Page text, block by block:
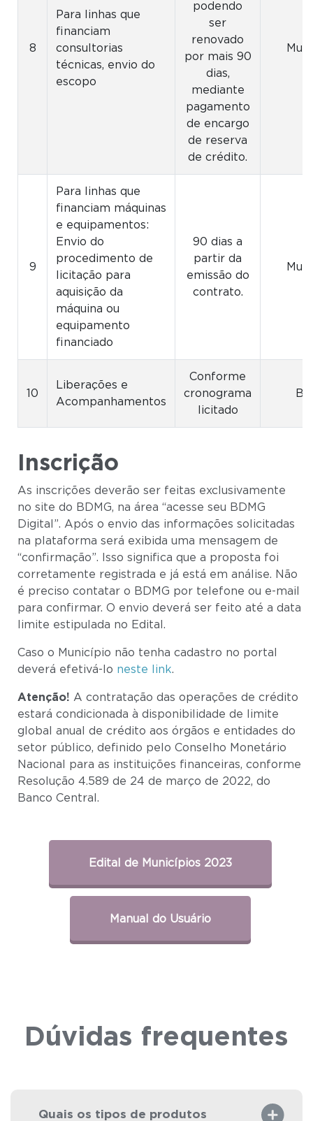
8
Para linhas que
financiam
consultorias
técnicas, envio do
escopo
podendo
ser
renovado
por mais 90
dias,
mediante
pagamento
de encargo
de reserva
de crédito.
9
Para linhas que
financiam máquinas
e equipamentos:
Envio do
procedimento de
licitação para
aquisição da
máquina ou
equipamento
financiado
90 dias a
partir da
emissão do
contrato.
10
Liberações e
Acompanhamentos
Conforme
cronograma
licitado
Inscrição
As inscrições deverão ser feitas exclusivamente
no site do BDMG, na área “acesse seu BDMG
Digital”. Após o envio das informações solicitadas
na plataforma será exibida uma mensagem de
“confirmação”. Isso significa que a proposta foi
corretamente registrada e já está em análise. Não
é preciso contatar o BDMG por telefone ou e-mail
para confirmar. O envio deverá ser feito até a data
limite estipulada no Edital.
Caso o Município não tenha cadastro no portal
deverá efetivá-lo neste link.
Atenção! A contratação das operações de crédito
estará condicionada à disponibilidade de limite
global anual de crédito aos órgãos e entidades do
setor público, definido pelo Conselho Monetário
Nacional para as instituições financeiras, conforme
Resolução 4.589 de 24 de março de 2022, do
Banco Central.
Edital de Municípios 2023
Manual do Usuário
Dúvidas frequentes
Quais os tipos de produtos